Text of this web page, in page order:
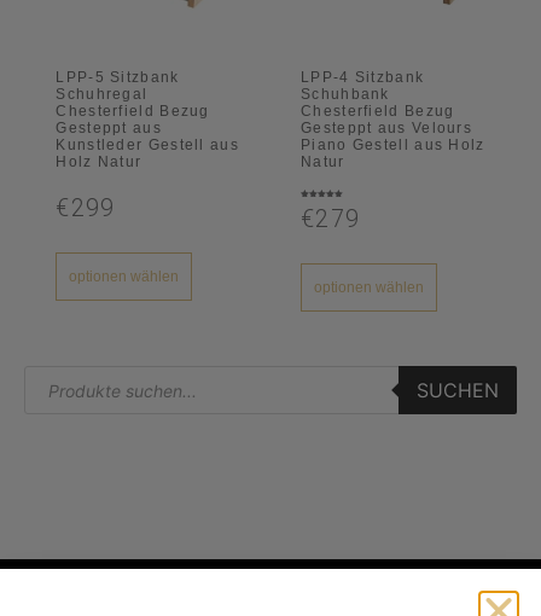
LPP-5 Sitzbank
Schuhregal
Chesterfield Bezug
Gesteppt aus
Kunstleder Gestell aus
Holz Natur
€299
optionen wählen
LPP-4 Sitzbank
Schuhbank
Chesterfield Bezug
Gesteppt aus Velours
Piano Gestell aus Holz
Natur
mit
5.00
von 5
€279
optionen wählen
SUCHEN